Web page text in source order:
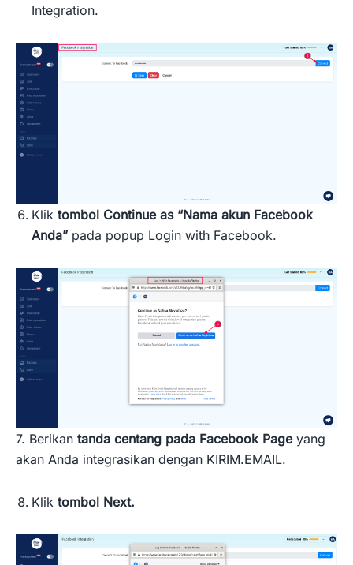
Integration.
Klik tombol Continue as “Nama akun Facebook
Anda” pada popup Login with Facebook.
7. Berikan tanda centang pada Facebook Page yang
akan Anda integrasikan dengan KIRIM.EMAIL.
Klik tombol Next.